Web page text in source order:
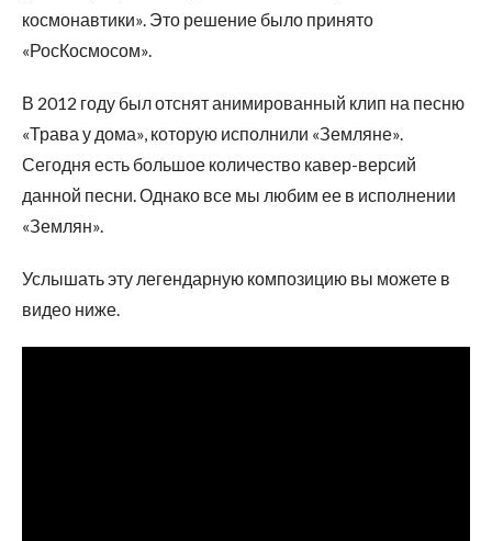
космонавтики». Это решение было принято
«РосКосмосом».
В 2012 году был отснят анимированный клип на песню
«Трава у дома», которую исполнили «Земляне».
Сегодня есть большое количество кавер-версий
данной песни. Однако все мы любим ее в исполнении
«Землян».
Услышать эту легендарную композицию вы можете в
видео ниже.